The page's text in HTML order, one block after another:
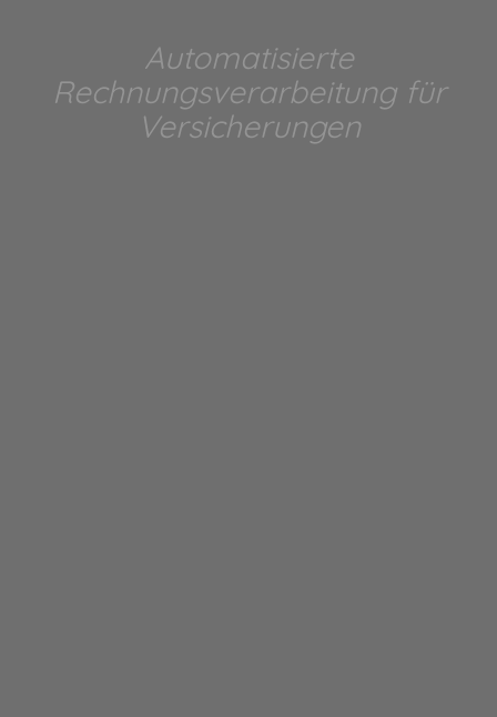
Automatisierte
Rechnungsverarbeitung für
Versicherungen